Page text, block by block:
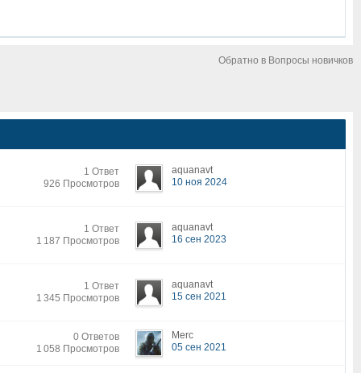
Обратно в Вопросы новичков
1 Ответ
926 Просмотров
aquanavt
10 ноя 2024
1 Ответ
1 187 Просмотров
aquanavt
16 сен 2023
1 Ответ
1 345 Просмотров
aquanavt
15 сен 2021
0 Ответов
1 058 Просмотров
Merc
05 сен 2021